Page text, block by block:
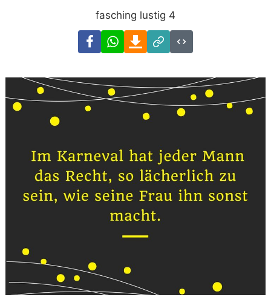
fasching lustig 4
FacebookWhatsAppDownload
Link
Code